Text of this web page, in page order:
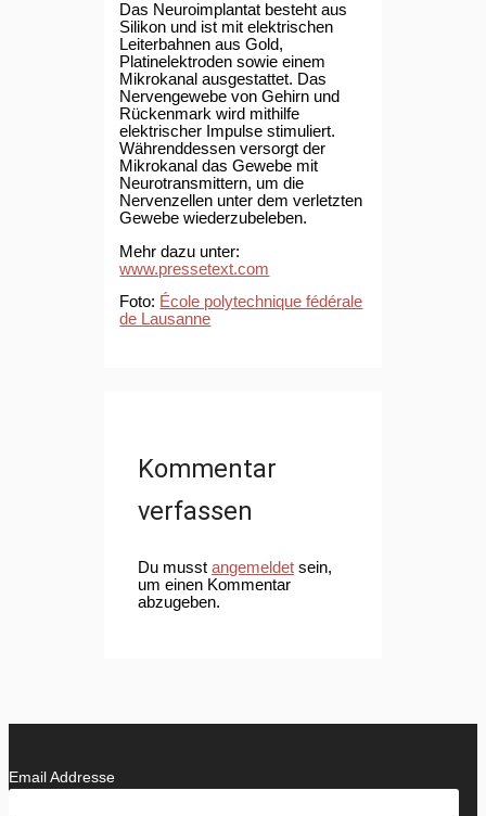
Das Neuroimplantat besteht aus
Silikon und ist mit elektrischen
Leiterbahnen aus Gold,
Platinelektroden sowie einem
Mikrokanal ausgestattet. Das
Nervengewebe von Gehirn und
Rückenmark wird mithilfe
elektrischer Impulse stimuliert.
Währenddessen versorgt der
Mikrokanal das Gewebe mit
Neurotransmittern, um die
Nervenzellen unter dem verletzten
Gewebe wiederzubeleben.
Mehr dazu unter:
www.pressetext.com
Foto: École polytechnique fédérale
de Lausanne
Kommentar
verfassen
Du musstangemeldet sein,
um einen Kommentar
abzugeben.
Email Addresse